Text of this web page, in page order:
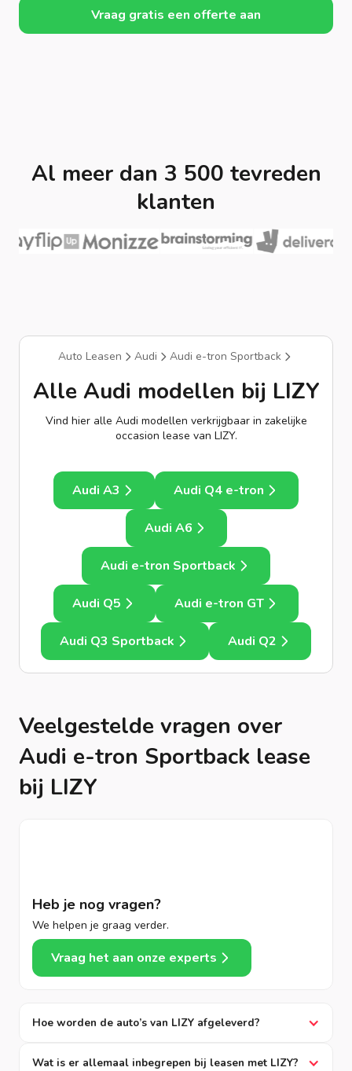
Vraag gratis een offerte aan
Al meer dan 3 500 tevreden
klanten
Auto Leasen Audi Audi e-tron Sportback
Alle Audi modellen bij LIZY
Vind hier alle Audi modellen verkrijgbaar in zakelijke
occasion lease van LIZY.
Audi A3 Audi Q4 e-tron
Audi A6
Audi e-tron Sportback
Audi Q5 Audi e-tron GT
Audi Q3 Sportback Audi Q2
Veelgestelde vragen over
Audi e-tron Sportback lease
bij LIZY
Heb je nog vragen?
We helpen je graag verder.
Vraag het aan onze experts
Hoe worden de auto’s van LIZY afgeleverd?
Wat is er allemaal inbegrepen bij leasen met LIZY?